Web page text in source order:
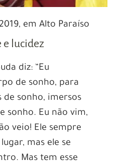
em Alto Paraíso
lucidez
diz: “Eu
de sonho, para
de sonho, imersos
sonho. Eu não vim,
veio! Ele sempre
mas ele se
Mas tem esse